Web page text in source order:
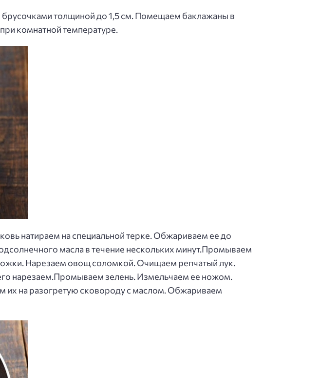
толщиной до 1,5 см. Помещаем баклажаны в
комнатной температуре.
натираем на специальной терке. Обжариваем ее до
масла в течение нескольких минут.Промываем
Нарезаем овощ соломкой. Очищаем репчатый лук.
нарезаем.Промываем зелень. Измельчаем ее ножом.
на разогретую сковороду с маслом. Обжариваем